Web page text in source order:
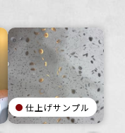
仕上げサンプル